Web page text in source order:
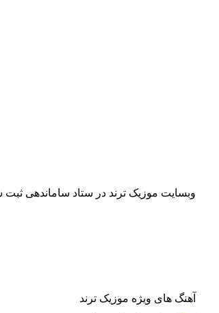
وبسایت موزیک ترند در ستاد ساماندهی
آهنگ های ویژه موزیک ترند